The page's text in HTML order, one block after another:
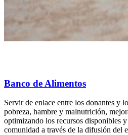
Banco de Alimentos
Servir de enlace entre los donantes y
pobreza, hambre y malnutrición,
optimizando los recursos disponibles
comunidad a través de la difusión del